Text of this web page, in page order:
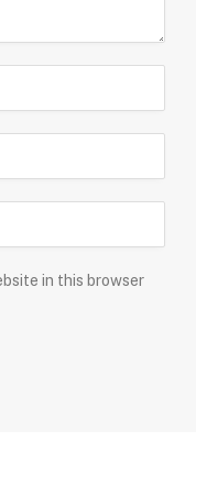
in this browser